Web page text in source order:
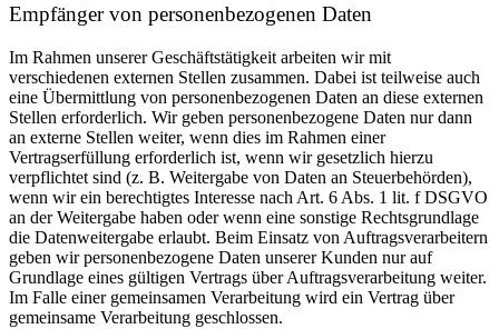
Empfänger von personenbezogenen Daten
Im Rahmen unserer Geschäftstätigkeit arbeiten wir mit
verschiedenen externen Stellen zusammen. Dabei ist teilweise auch
eine Übermittlung von personenbezogenen Daten an diese externen
Stellen erforderlich. Wir geben personenbezogene Daten nur dann
an externe Stellen weiter, wenn dies im Rahmen einer
Vertragserfüllung erforderlich ist, wenn wir gesetzlich hierzu
verpflichtet sind (z. B. Weitergabe von Daten an Steuerbehörden),
wenn wir ein berechtigtes Interesse nach Art. 6 Abs. 1 lit. f DSGVO
an der Weitergabe haben oder wenn eine sonstige Rechtsgrundlage
die Datenweitergabe erlaubt. Beim Einsatz von Auftragsverarbeitern
geben wir personenbezogene Daten unserer Kunden nur auf
Grundlage eines gültigen Vertrags über Auftragsverarbeitung weiter.
Im Falle einer gemeinsamen Verarbeitung wird ein Vertrag über
gemeinsame Verarbeitung geschlossen.